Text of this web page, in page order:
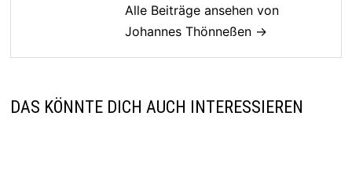
Alle Beiträge ansehen von
Johannes Thönneßen →
DAS KÖNNTE DICH AUCH INTERESSIEREN